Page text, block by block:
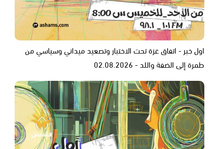
اول خبر - اتفاق غزة تحت الاختبار وتصعيد ميداني وسياسي من
طمرة إلى الضفة واللد - 02.08.2026